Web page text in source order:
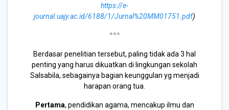
https://e-
journal.uajy.ac.id/6188/1/Jurnal%20MM01751.pdf)
***
Berdasar penelitian tersebut, paling tidak ada 3 hal
penting yang harus dikuatkan di lingkungan sekolah
Salsabila, sebagainya bagian keunggulan yg menjadi
harapan orang tua.
Pertama, pendidikan agama, mencakup ilmu dan